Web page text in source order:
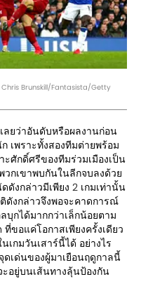
Brunskill/Fantasista/Getty
ลยว่าอันดับหรือผลงานก่อน
เพราะทั้งสองทีมต่ายพร้อม
ศักดิ์ศรีของทีมร่วมเมืองเป็น
กเขาพบกันในลีกจบลงด้วย
ดังกล่าวมีเพียง 2 เกมเท่านั้น
ดังกล่าวจึงพอจะคาดการณ์
บุกได้มากกว่าเล็กน้อยตาม
ขอแค่โอกาสเพียงครั้งเดียว
กมวันเสาร์นี้ได้ อย่างไร
ดเด่นของผู้มาเยือนฤดูกาลนี้
อยู่บนเส้นทางลุ้นป้องกัน